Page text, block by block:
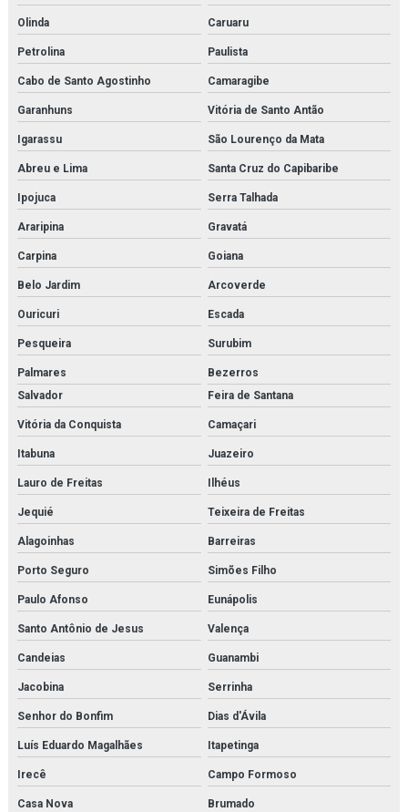
Motor de pistão
Núcleo secador
Oilon
Parker hda
Peco facet
Placa de trocador de calor
Pressostato kp
Pressostato kps
Pressostato mbc
Pressostato rt
Projeto de montagem de estrutura metálica
Purgador de bóia
Purgador de condensado
Purgador eletrônico temporizado
Purgador termodinâmico
Purificador para sistema de ar de respiração
Purificador para sistema de ar de respiração orçamento
Pvg 120
Pvg 32
Revendedora de elemento filtrante
Olinda Caruaru
Petrolina Paulista
Cabo de Santo Agostinho Camaragibe
Garanhuns Vitória de Santo Antão
Igarassu São Lourenço da Mata
Abreu e Lima Santa Cruz do Capibaribe
Ipojuca Serra Talhada
Araripina Gravatá
Carpina Goiana
Belo Jardim Arcoverde
Ouricuri Escada
Pesqueira Surubim
Palmares
Bezerros
Salvador
Feira de Santana
Vitória da Conquista Camaçari
Itabuna Juazeiro
Lauro de Freitas Ilhéus
Jequié Teixeira de Freitas
Alagoinhas Barreiras
Porto Seguro Simões Filho
Paulo Afonso Eunápolis
Santo Antônio de Jesus Valença
Candeias Guanambi
Jacobina Serrinha
Senhor do Bonfim Dias d'Ávila
Luís Eduardo Magalhães Itapetinga
Irecê Campo Formoso
Casa Nova Brumado